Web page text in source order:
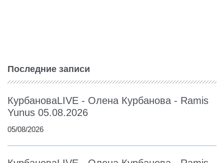
Последние записи
КурбановаLIVE - Олена Курбанова - Ramis
Yunus 05.08.2026
05/08/2026